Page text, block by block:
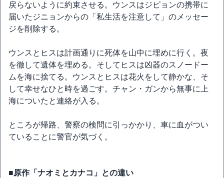
戻らないように約束させる。ウンスはジピョンの携帯に
届いたジニョンからの「私生活を注意して」のメッセー
ジを削除する。
ウンスとヒスは計画通りに死体を山中に埋めに行く。夜
を徹して遺体を埋める。そしてヒスは凶器のスノードー
ムを海に捨てる。ウンスとヒスは花火をして静かな、そ
して幸せなひと時を過ごす。チャン・ガンから無事に上
海についたと連絡が入る。
ところが帰路、警察の検問に引っかかり、車に血がつい
ていることに警官が気づく。
■原作「ナオミとカナコ」との違い